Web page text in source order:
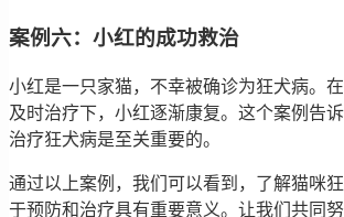
案例六：小红的成功救治
小红是一只家猫，不幸被确诊为狂犬病。
及时治疗下，小红逐渐康复。这个案例告
治疗狂犬病是至关重要的。
通过以上案例，我们可以看到，了解猫咪
于预防和治疗具有重要意义。让我们共同